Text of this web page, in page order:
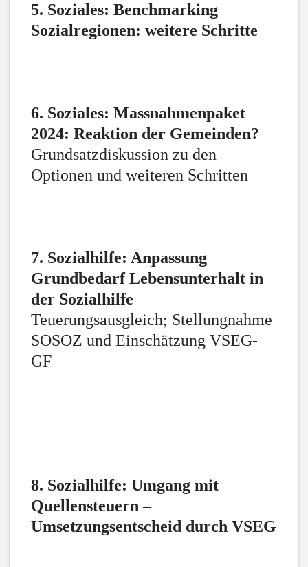
5. Soziales: Benchmarking
Sozialregionen: weitere Schritte
6. Soziales: Massnahmenpaket
2024: Reaktion der Gemeinden?
Grundsatzdiskussion zu den
Optionen und weiteren Schritten
7. Sozialhilfe: Anpassung
Grundbedarf Lebensunterhalt in
der Sozialhilfe
Teuerungsausgleich; Stellungnahme
SOSOZ und Einschätzung VSEG-
GF
8. Sozialhilfe: Umgang mit
Quellensteuern –
Umsetzungsentscheid durch VSEG